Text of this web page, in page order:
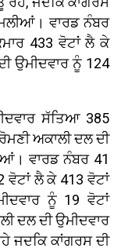
ਵਾਰਡ ਨੰਬਰ
433 ਵੋਟਾਂ ਲੈ ਕੇ
ਉਮੀਦਵਾਰ ਨੂੰ 124
ਸੱਤਿਆ 385
ਅਕਾਲੀ ਦਲ ਦੀ
ਵਾਰਡ ਨੰਬਰ 41
ਵੋਟਾਂ ਲੈ ਕੇ 413 ਵੋਟਾਂ
ਨੂੰ 19 ਵੋਟਾਂ
ਦਲ ਦੀ ਉਮੀਦਵਾਰ
ਜਦਕਿ ਕਾਂਗਰਸ ਦੀ